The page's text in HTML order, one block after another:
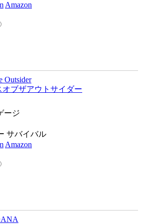
Amazon
Outsider
ブザアウトサイダー
ージ
サバイバル
Amazon